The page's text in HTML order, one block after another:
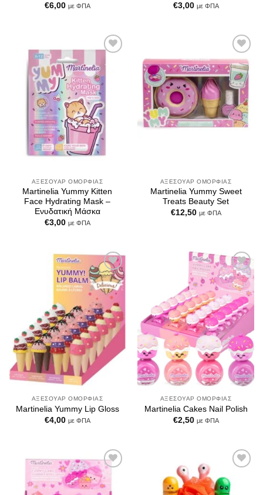
€6,00 με ΦΠΑ
€3,00 με ΦΠΑ
Wishlist
ΑΞΕΣΟΥΆΡ ΟΜΟΡΦΙΆΣ
Martinelia Yummy Kitten
Face Hydrating Mask –
Ενυδατική Μάσκα
€3,00 με ΦΠΑ
Add to
Wishlist
ΑΞΕΣΟΥΆΡ ΟΜΟΡΦΙΆΣ
Martinelia Yummy Sweet
Treats Beauty Set
€12,50 με ΦΠΑ
Add to
Wishlist
ΑΞΕΣΟΥΆΡ ΟΜΟΡΦΙΆΣ
Martinelia Yummy Lip Gloss
€4,00 με ΦΠΑ
Add to
Wishlist
ΑΞΕΣΟΥΆΡ ΟΜΟΡΦΙΆΣ
Martinelia Cakes Nail Polish
€2,50 με ΦΠΑ
Add to
Wishlist
Add to
Wishlist